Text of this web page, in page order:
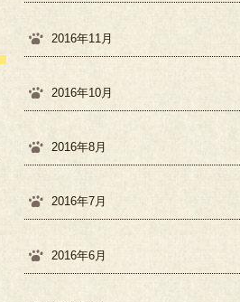
2016年11月
2016年10月
2016年8月
2016年7月
2016年6月